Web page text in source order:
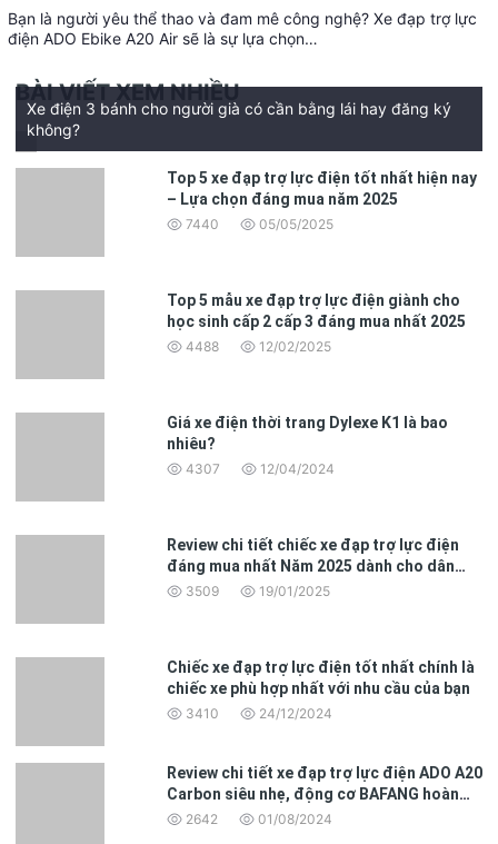
Bạn là người yêu thể thao và đam mê công nghệ? Xe đạp trợ lực
điện ADO Ebike A20 Air sẽ là sự lựa chọn…
BÀI VIẾT XEM NHIỀU
Xe điện 3 bánh cho người già có cần bằng lái hay đăng ký
không?
Top 5 xe đạp trợ lực điện tốt nhất hiện nay
– Lựa chọn đáng mua năm 2025
7440 05/05/2025
Top 5 mẫu xe đạp trợ lực điện giành cho
học sinh cấp 2 cấp 3 đáng mua nhất 2025
4488 12/02/2025
Giá xe điện thời trang Dylexe K1 là bao
nhiêu?
4307 12/04/2024
Review chi tiết chiếc xe đạp trợ lực điện
đáng mua nhất Năm 2025 dành cho dân
văn phòng
3509 19/01/2025
Chiếc xe đạp trợ lực điện tốt nhất chính là
chiếc xe phù hợp nhất với nhu cầu của bạn
3410 24/12/2024
Review chi tiết xe đạp trợ lực điện ADO A20
Carbon siêu nhẹ, động cơ BAFANG hoàn
toàn mới
2642 01/08/2024